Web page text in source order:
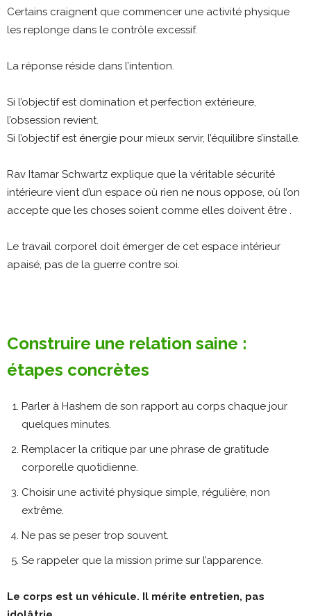
Certains craignent que commencer une activité physique
les replonge dans le contrôle excessif.
La réponse réside dans l’intention.
Si l’objectif est domination et perfection extérieure,
l’obsession revient.
Si l’objectif est énergie pour mieux servir, l’équilibre s’installe.
Rav Itamar Schwartz explique que la véritable sécurité
intérieure vient d’un espace où rien ne nous oppose, où l’on
accepte que les choses soient comme elles doivent être .
Le travail corporel doit émerger de cet espace intérieur
apaisé, pas de la guerre contre soi.
Construire une relation saine :
étapes concrètes
Parler à Hashem de son rapport au corps chaque jour
quelques minutes.
Remplacer la critique par une phrase de gratitude
corporelle quotidienne.
Choisir une activité physique simple, régulière, non
extrême.
Ne pas se peser trop souvent.
Se rappeler que la mission prime sur l’apparence.
Le corps est un véhicule. Il mérite entretien, pas